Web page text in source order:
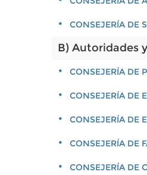
CONSEJERÍA DE
B) Autoridades
CONSEJERÍA DE
CONSEJERÍA DE
CONSEJERÍA DE
CONSEJERÍA DE
CONSEJERÍA DE